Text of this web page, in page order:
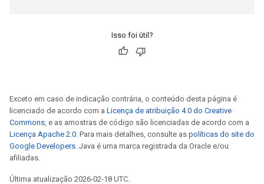
Isso foi útil?
Exceto em caso de indicação contrária, o conteúdo desta página é
licenciado de acordo com a Licença de atribuição 4.0 do Creative
Commons, e as amostras de código são licenciadas de acordo com a
Licença Apache 2.0. Para mais detalhes, consulte as políticas do site do
Google Developers. Java é uma marca registrada da Oracle e/ou
afiliadas.
Última atualização 2026-02-18 UTC.